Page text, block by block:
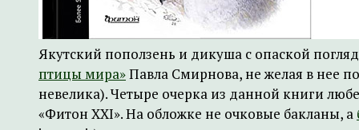
Якутский поползень и дикуша с опаской
птицы мира»Павла Смирнова, не желая в нее
невелика). Четыре очерка из данной книги
«Фитон XXI». На обложке не очковые бакланы, а